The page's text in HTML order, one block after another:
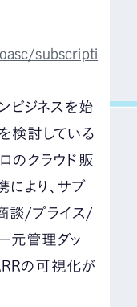
subscripti
ビジネスを始
検討している
のクラウド販
により、サブ
談/プライス/
元管理ダッ
の可視化が